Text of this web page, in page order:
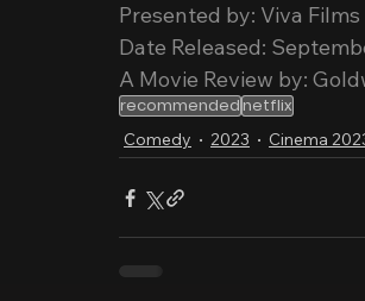
Presented by: Viva Films
Date Released:
A Movie Review by:
recommendednetflix
Comedy 2023 Cinema